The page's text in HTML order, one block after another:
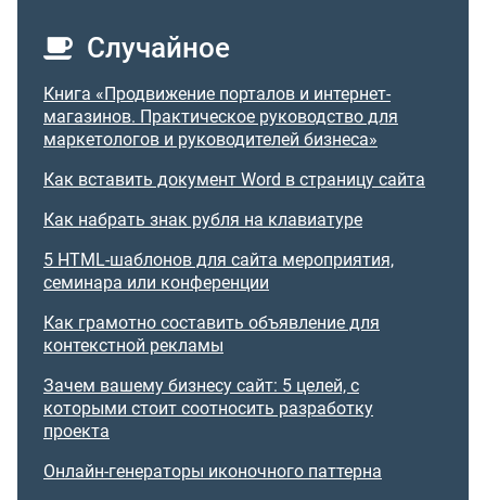
Случайное
Книга «Продвижение порталов и интернет-
магазинов. Практическое руководство для
маркетологов и руководителей бизнеса»
Как вставить документ Word в страницу сайта
Как набрать знак рубля на клавиатуре
5 HTML-шаблонов для сайта мероприятия,
семинара или конференции
Как грамотно составить объявление для
контекстной рекламы
Зачем вашему бизнесу сайт: 5 целей, с
которыми стоит соотносить разработку
проекта
Онлайн-генераторы иконочного паттерна